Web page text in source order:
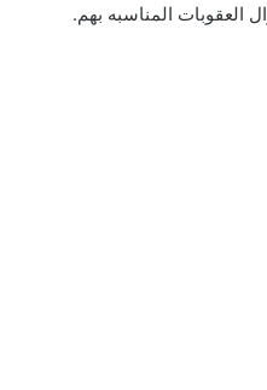
العقوبات المناسبه بهم.